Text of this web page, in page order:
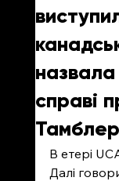
назвала
справі
В етері
Далі